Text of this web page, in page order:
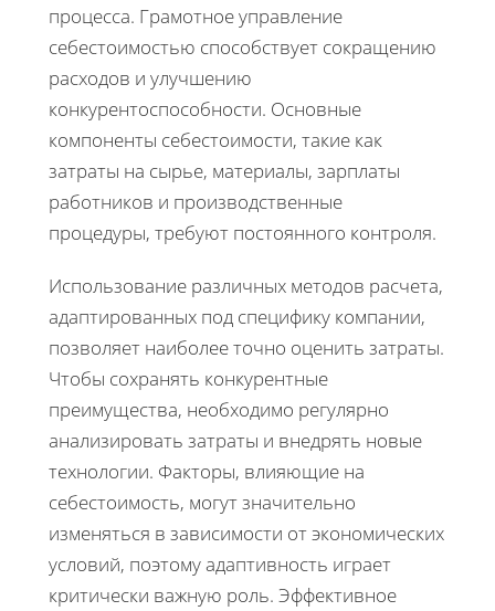
процесса. Грамотное управление
себестоимостью способствует сокращению
расходов и улучшению
конкурентоспособности. Основные
компоненты себестоимости, такие как
затраты на сырье, материалы, зарплаты
работников и производственные
процедуры, требуют постоянного контроля.
Использование различных методов расчета,
адаптированных под специфику компании,
позволяет наиболее точно оценить затраты.
Чтобы сохранять конкурентные
преимущества, необходимо регулярно
анализировать затраты и внедрять новые
технологии. Факторы, влияющие на
себестоимость, могут значительно
изменяться в зависимости от экономических
условий, поэтому адаптивность играет
критически важную роль. Эффективное